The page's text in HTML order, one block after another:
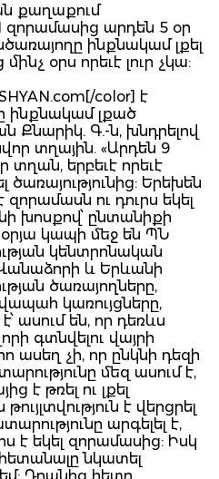
քաղաքում
արդեն 5 օր
ինքնակամ լքել
օրս որեւէ լուր չկա:
color] է
ինքնակամ լքած
Քնարիկ. Գ.-ն, խնդրելով
տղային. «Արդեն 9
երբեւէ որեւէ
ծառայությունից: Երեխեն
զորամասն ու դուրս եկել
խոսքով՝ ընտանիքի
կապի մեջ են ՊՆ
կենտրոնական
և Երևանի
ծառայողները,
կառույցները,
ասում են, որ դեռևս
գտնվելու վայրի
ասեղ չի, որ ընկնի դեզի
մեզ ասում է,
է թռել ու լքել
է վերցրել
արգելել է,
է եկել զորամասից: Իսկ
նկատել